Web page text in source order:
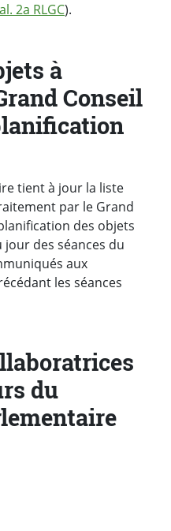
2a RLGC).
à
Conseil
tient à jour la liste
par le Grand
des objets
des séances du
aux
les séances
du